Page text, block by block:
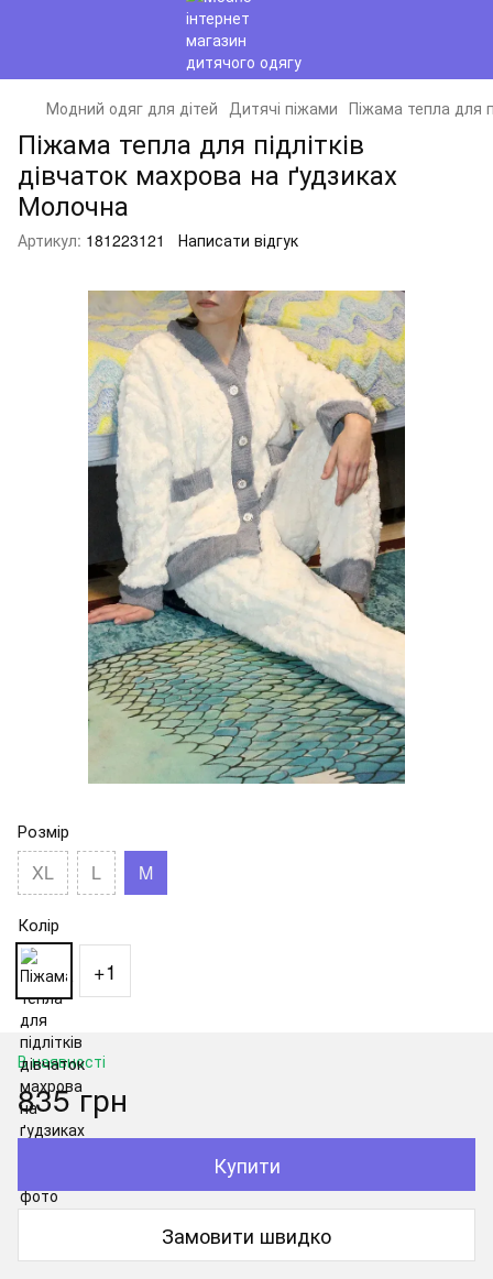
Модний одяг для дітей Дитячі піжами Піжама тепла для
Піжама тепла для підлітків
дівчаток махрова на ґудзиках
Молочна
Артикул: 181223121 Написати відгук
Розмір
XL L M
Колір
+1
В наявності
835 грн
Купити
Замовити швидко